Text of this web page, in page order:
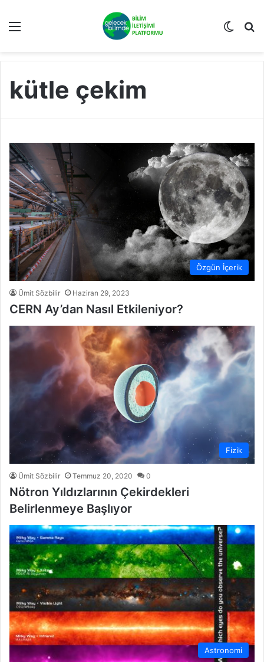
Dış
kütle çekim
Özgün İçerik
Ümit Sözbilir Haziran 29, 2023
CERN Ay’dan Nasıl Etkileniyor?
Fizik
Ümit Sözbilir Temmuz 20, 2020 0
Nötron Yıldızlarının Çekirdekleri
Belirlenmeye Başlıyor
Astronomi